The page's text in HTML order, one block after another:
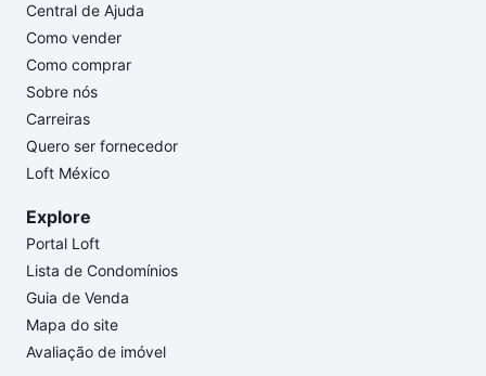
Central de Ajuda
Como vender
Como comprar
Sobre nós
Carreiras
Quero ser fornecedor
Loft México
Explore
Portal Loft
Lista de Condomínios
Guia de Venda
Mapa do site
Avaliação de imóvel